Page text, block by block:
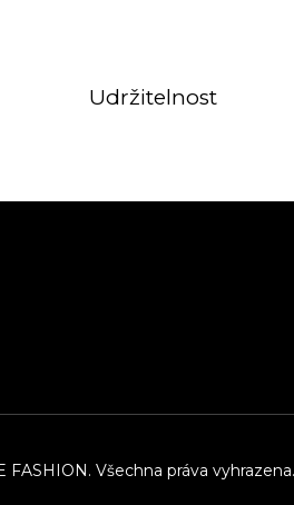
Udržitelnost
FASHION . Všechna práva vyhrazena.